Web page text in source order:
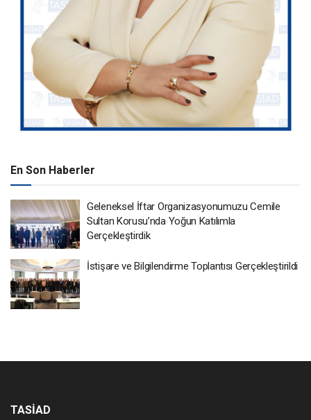
En Son Haberler
Geleneksel İftar Organizasyonumuzu Cemile
Sultan Korusu’nda Yoğun Katılımla
Gerçekleştirdik
İstişare ve Bilgilendirme Toplantısı Gerçekleştirildi
TASİAD